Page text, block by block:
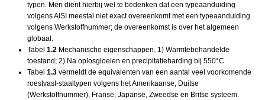
typen. Men dient hierbij wel te bedenken dat een typeaanduiding
volgens AISI meestal niet exact overeenkomt met een typeaanduiding
volgens Werkstoffnummer; de overeenkomst is over het algemeen
globaal.
Tabel1.2 Mechanische eigenschappen. 1) Warmtebehandelde
toestand; 2) Na oplosgloeien en precipitatieharding bij 550°C.
Tabel1.3 vermeldt de equivalenten van een aantal veel voorkomende
roestvast-staaltypen volgens het Amerikaanse, Duitse
(Werkstoffnummer), Franse, Japanse, Zweedse en Britse systeem.